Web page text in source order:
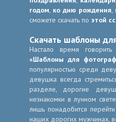
годом, ко дню рождения,
сможете скачать по этой
Скачать шаблоны
Настало время
«Шаблоны для
популярностью среди
девушка всегда
разделе, дорогие
незнакомки в лунном
лишь понадобится
наших дорогих мужчинах,